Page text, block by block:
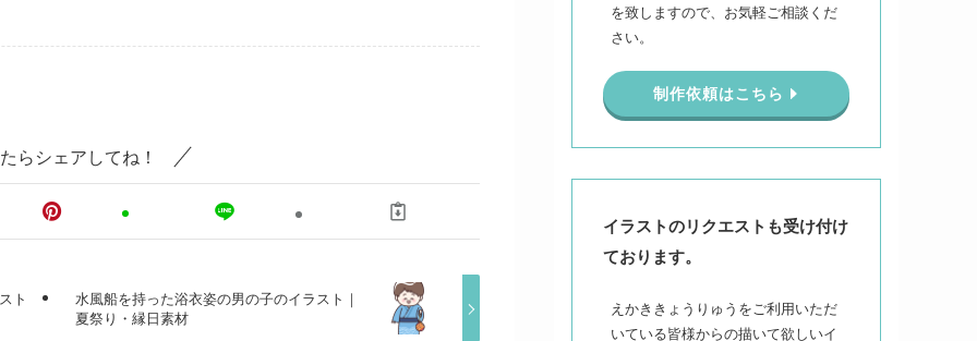
らシェアしてね！
ト
水風船を持った浴衣姿の男の子のイラスト｜
夏祭り・縁日素材
を致しますので、お気軽ご相談くだ
さい。
制作依頼はこちら
イラストのリクエストも受け付け
ております。
えかききょうりゅうをご利用いただ
いている皆様からの描いて欲しいイ